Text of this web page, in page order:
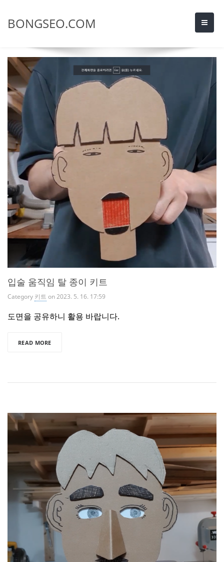
BONGSEO.COM
입술 움직임 탈 종이 키트
Category 키트 on 2023. 5. 16. 17:59
도면을 공유하니 활용 바랍니다.
READ MORE